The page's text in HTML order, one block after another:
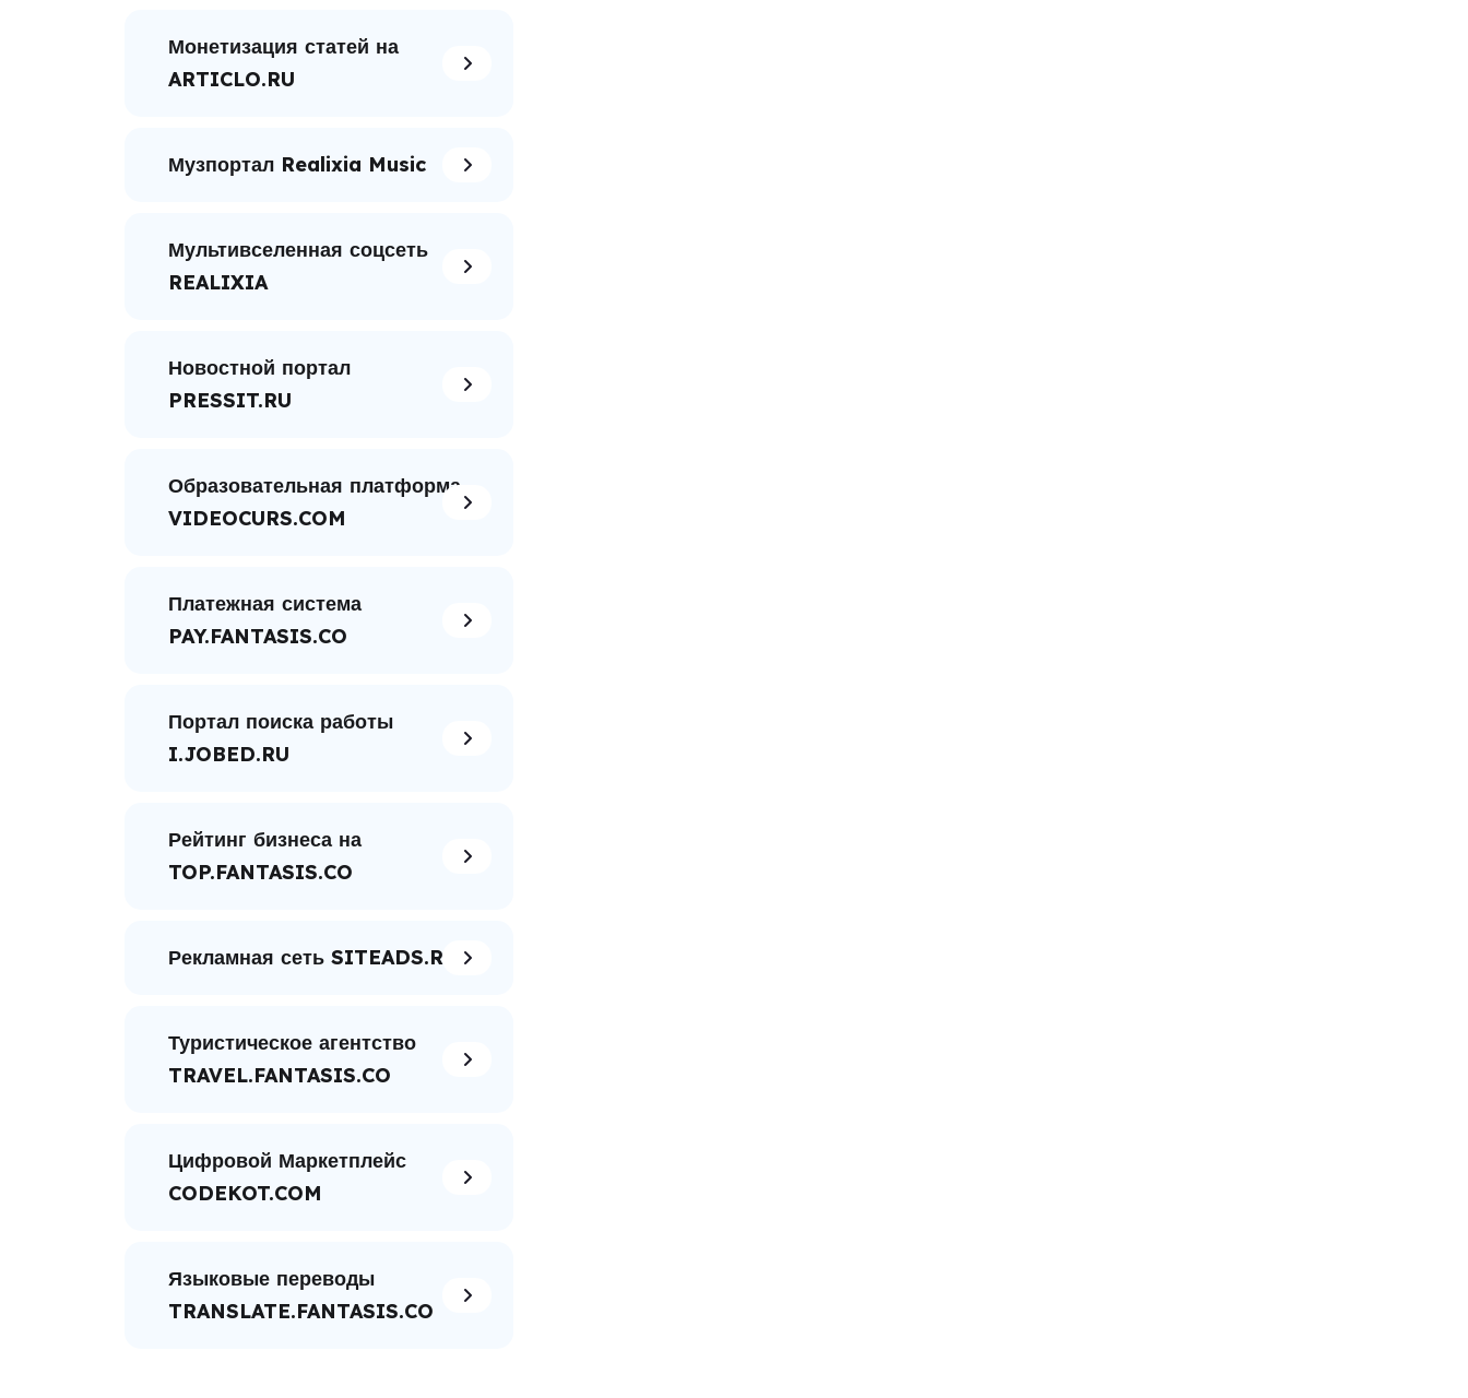
Монетизация статей на
ARTICLO.RU
Музпортал Realixia Music
Мультивселенная соцсеть
REALIXIA
Новостной портал
PRESSIT.RU
Образовательная платформа
VIDEOCURS.COM
Платежная система
PAY.FANTASIS.CO
Портал поиска работы
I.JOBED.RU
Рейтинг бизнеса на
TOP.FANTASIS.CO
Рекламная сеть SITEADS.RU
Туристическое агентство
TRAVEL.FANTASIS.CO
Цифровой Маркетплейс
CODEKOT.COM
Языковые переводы
TRANSLATE.FANTASIS.CO